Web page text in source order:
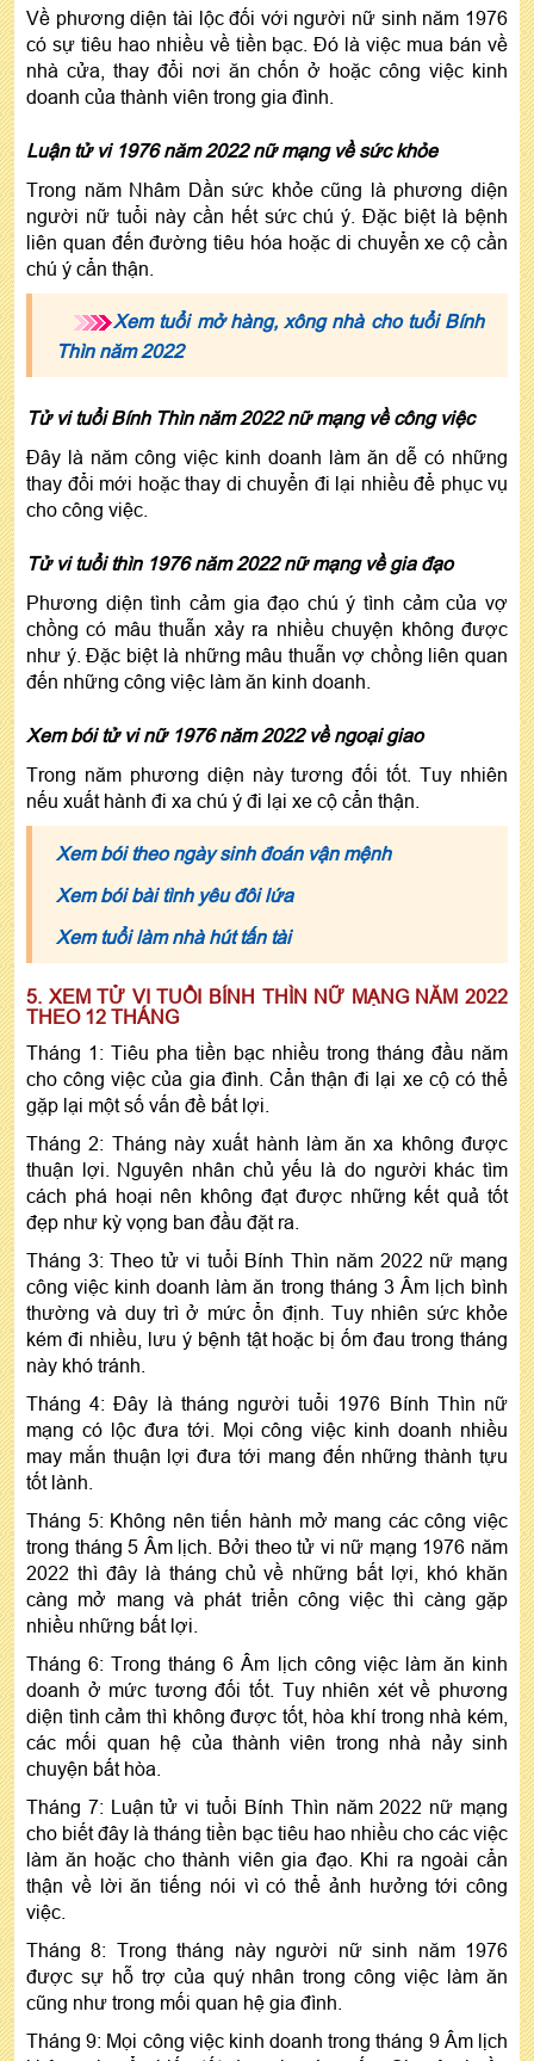
Về phương diện tài lộc đối với người nữ sinh năm 1976
có sự tiêu hao nhiều về tiền bạc. Đó là việc mua bán về
nhà cửa, thay đổi nơi ăn chốn ở hoặc công việc kinh
doanh của thành viên trong gia đình.
Luận tử vi 1976 năm 2022 nữ mạng về sức khỏe
Trong năm Nhâm Dần sức khỏe cũng là phương diện
người nữ tuổi này cần hết sức chú ý. Đặc biệt là bệnh
liên quan đến đường tiêu hóa hoặc di chuyển xe cộ cần
chú ý cẩn thận.
Xem tuổi mở hàng, xông nhà cho tuổi Bính
Thìn năm 2022
Tử vi tuổi Bính Thìn năm 2022 nữ mạng về công việc
Đây là năm công việc kinh doanh làm ăn dễ có những
thay đổi mới hoặc thay di chuyển đi lại nhiều để phục vụ
cho công việc.
Tử vi tuổi thìn 1976 năm 2022 nữ mạng về gia đạo
Phương diện tình cảm gia đạo chú ý tình cảm của vợ
chồng có mâu thuẫn xảy ra nhiều chuyện không được
như ý. Đặc biệt là những mâu thuẫn vợ chồng liên quan
đến những công việc làm ăn kinh doanh.
Xem bói tử vi nữ 1976 năm 2022 về ngoại giao
Trong năm phương diện này tương đối tốt. Tuy nhiên
nếu xuất hành đi xa chú ý đi lại xe cộ cẩn thận.
Xem bói theo ngày sinh đoán vận mệnh
Xem bói bài tình yêu đôi lứa
Xem tuổi làm nhà hút tấn tài
5. XEM TỬ VI TUỔI BÍNH THÌN NỮ MẠNG NĂM 2022
THEO 12 THÁNG
Tháng 1: Tiêu pha tiền bạc nhiều trong tháng đầu năm
cho công việc của gia đình. Cẩn thận đi lại xe cộ có thể
gặp lại một số vấn đề bất lợi.
Tháng 2: Tháng này xuất hành làm ăn xa không được
thuận lợi. Nguyên nhân chủ yếu là do người khác tìm
cách phá hoại nên không đạt được những kết quả tốt
đẹp như kỳ vọng ban đầu đặt ra.
Tháng 3: Theo tử vi tuổi Bính Thìn năm 2022 nữ mạng
công việc kinh doanh làm ăn trong tháng 3 Âm lịch bình
thường và duy trì ở mức ổn định. Tuy nhiên sức khỏe
kém đi nhiều, lưu ý bệnh tật hoặc bị ốm đau trong tháng
này khó tránh.
Tháng 4: Đây là tháng người tuổi 1976 Bính Thìn nữ
mạng có lộc đưa tới. Mọi công việc kinh doanh nhiều
may mắn thuận lợi đưa tới mang đến những thành tựu
tốt lành.
Tháng 5: Không nên tiến hành mở mang các công việc
trong tháng 5 Âm lịch. Bởi theo tử vi nữ mạng 1976 năm
2022 thì đây là tháng chủ về những bất lợi, khó khăn
càng mở mang và phát triển công việc thì càng gặp
nhiều những bất lợi.
Tháng 6: Trong tháng 6 Âm lịch công việc làm ăn kinh
doanh ở mức tương đối tốt. Tuy nhiên xét về phương
diện tình cảm thì không được tốt, hòa khí trong nhà kém,
các mối quan hệ của thành viên trong nhà nảy sinh
chuyện bất hòa.
Tháng 7: Luận tử vi tuổi Bính Thìn năm 2022 nữ mạng
cho biết đây là tháng tiền bạc tiêu hao nhiều cho các việc
làm ăn hoặc cho thành viên gia đạo. Khi ra ngoài cẩn
thận về lời ăn tiếng nói vì có thể ảnh hưởng tới công
việc.
Tháng 8: Trong tháng này người nữ sinh năm 1976
được sự hỗ trợ của quý nhân trong công việc làm ăn
cũng như trong mối quan hệ gia đình.
Tháng 9: Mọi công việc kinh doanh trong tháng 9 Âm lịch